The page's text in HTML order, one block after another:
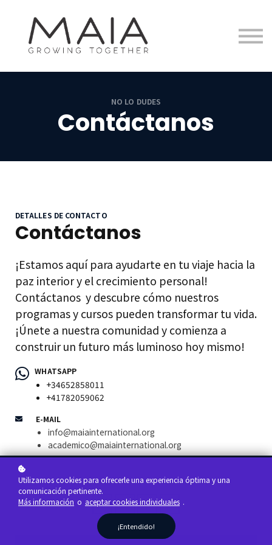
Tienda Virtual
Blog
NO LO DUDES
Contáctanos
DETALLES DE CONTACTO
Contáctanos
¡Estamos aquí para ayudarte en tu viaje hacia la
paz interior y el crecimiento personal!
Contáctanos y descubre cómo nuestros
programas y cursos pueden transformar tu vida.
¡Únete a nuestra comunidad y comienza a
construir un futuro más luminoso hoy mismo!
WHATSAPP
+34652858011
+41782059062
E-MAIL
info@maiainternational.org
academico@maiainternational.org
Utilizamos cookies para ofrecerle una experiencia óptima y una
comunicación pertinente.
Más información o aceptar cookies individuales .
¡Entendido!